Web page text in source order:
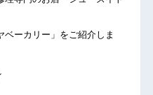
ーカリー」をご紹介しま